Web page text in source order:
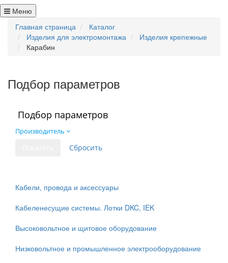
Меню
Главная страница
Каталог
Изделия для электромонтажа
Изделия крепежные
Карабин
Подбор параметров
Подбор параметров
Производитель
Кабели, провода и аксессуары
Кабеленесущие системы. Лотки DKC, IEK
Высоковольтное и щитовое оборудование
Низковольтное и промышленное электрооборудование